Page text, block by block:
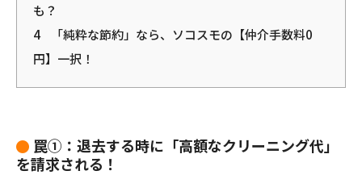
も？
4
「純粋な節約」なら、ソコスモの【仲介手数料0
円】一択！
罠①：退去する時に「高額なクリーニング代」
を請求される！